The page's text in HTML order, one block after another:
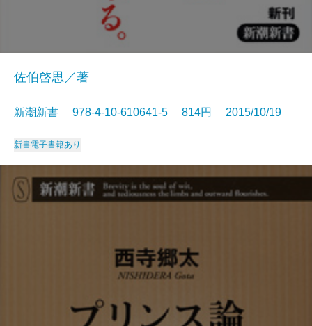
佐伯啓思／著
新潮新書 978-4-10-610641-5 814円 2015/10/19
新書電子書籍あり